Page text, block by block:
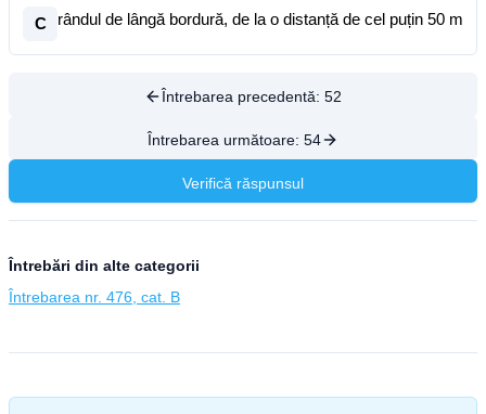
C rândul de lângă bordură, de la o distanță de cel puțin 50 m
Întrebarea precedentă: 52
Întrebarea următoare: 54
Verifică răspunsul
Întrebări din alte categorii
Întrebarea nr. 476, cat. B